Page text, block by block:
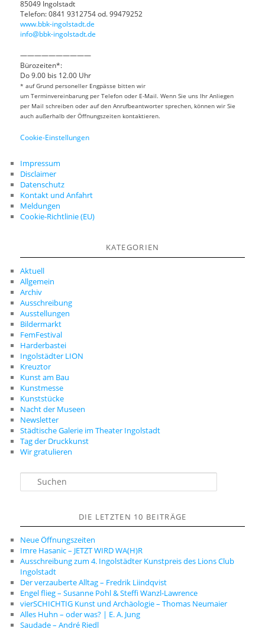
85049 Ingolstadt
Telefon: 0841 9312754 od. 99479252
www.bbk-ingolstadt.de
info@bbk-ingolstadt.de
——————————
Bürozeiten*:
Do 9.00 bis 12.00 Uhr
* auf Grund personeller Engpässe bitten wir
um Terminvereinbarung per Telefon oder E-Mail. Wenn Sie uns Ihr Anliegen
per Mail schreiben oder auf den Anrufbeantworter sprechen, können wir Sie
auch außerhalb der Öffnungszeiten kontaktieren.
Cookie-Einstellungen
Impressum
Disclaimer
Datenschutz
Kontakt und Anfahrt
Meldungen
Cookie-Richtlinie (EU)
KATEGORIEN
Aktuell
Allgemein
Archiv
Ausschreibung
Ausstellungen
Bildermarkt
FemFestival
Harderbastei
Ingolstädter LION
Kreuztor
Kunst am Bau
Kunstmesse
Kunststücke
Nacht der Museen
Newsletter
Städtische Galerie im Theater Ingolstadt
Tag der Druckkunst
Wir gratulieren
n
DIE LETZTEN 10 BEITRÄGE
Neue Öffnungszeiten
Imre Hasanic – JETZT WIRD WA(H)R
Ausschreibung zum 4. Ingolstädter Kunstpreis des Lions Club
Ingolstadt
Der verzauberte Alltag – Fredrik Liindqvist
Engel flieg – Susanne Pohl & Steffi Wanzl-Lawrence
vierSCHICHTIG Kunst und Archäologie – Thomas Neumaier
Alles Huhn – oder was? | E. A. Jung
Saudade – André Riedl